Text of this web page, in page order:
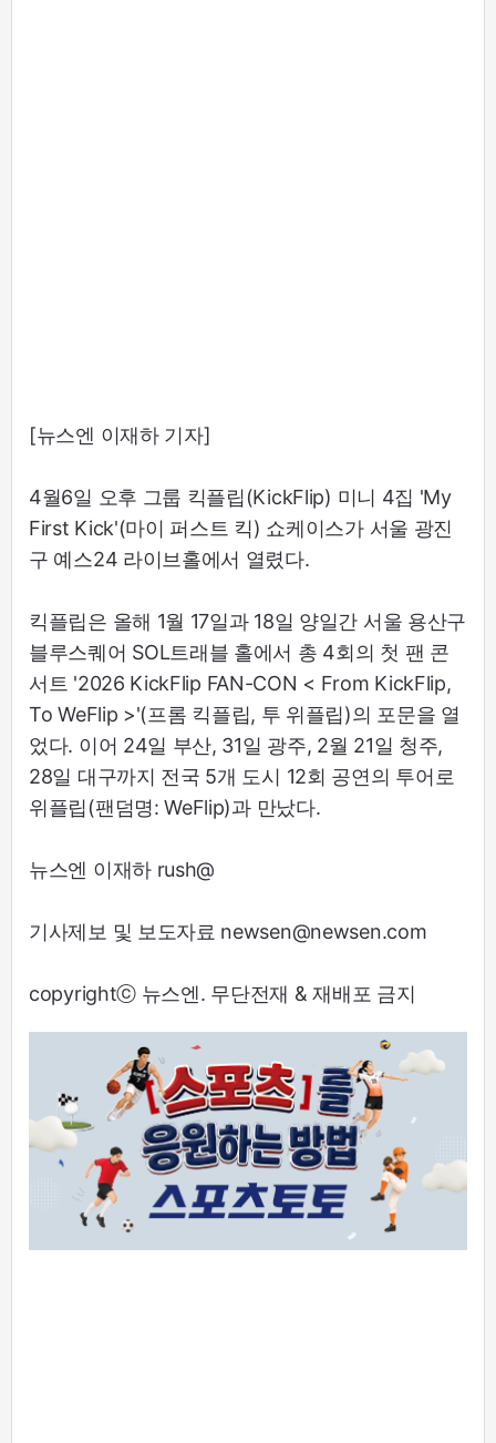
[뉴스엔 이재하 기자]
4월6일 오후 그룹 킥플립(KickFlip) 미니 4집 'My
First Kick'(마이 퍼스트 킥) 쇼케이스가 서울 광진
구 예스24 라이브홀에서 열렸다.
킥플립은 올해 1월 17일과 18일 양일간 서울 용산구
블루스퀘어 SOL트래블 홀에서 총 4회의 첫 팬 콘
서트 '2026 KickFlip FAN-CON < From KickFlip,
To WeFlip >'(프롬 킥플립, 투 위플립)의 포문을 열
었다. 이어 24일 부산, 31일 광주, 2월 21일 청주,
28일 대구까지 전국 5개 도시 12회 공연의 투어로
위플립(팬덤명: WeFlip)과 만났다.
뉴스엔 이재하 rush@
기사제보 및 보도자료 newsen@newsen.com
copyrightⓒ 뉴스엔. 무단전재 & 재배포 금지